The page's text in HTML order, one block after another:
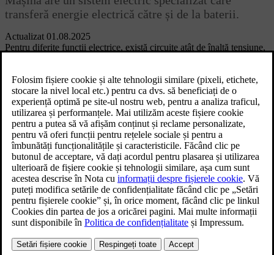
Actualizat 01.08.2025
transferă energie electrică către și de la baterii.
Pentru diferite funcții electrice, există circuite atât de înaltă tensiune,
Această secțiune a manualului include informații despre mai multe
componente electrice ale mașinii. Sunt incluse aici:
Bateria de propulsie
Bateria de 12 V
Siguranțe